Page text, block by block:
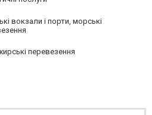
вокзали і порти, морські
перевезення